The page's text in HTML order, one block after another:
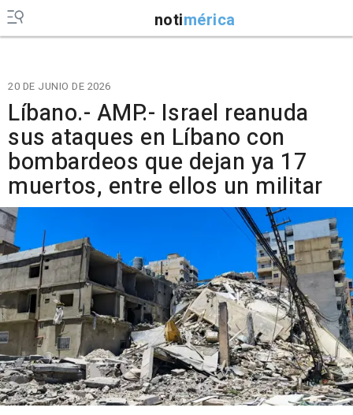
notimérica
20 DE JUNIO DE 2026
Líbano.- AMP.- Israel reanuda
sus ataques en Líbano con
bombardeos que dejan ya 17
muertos, entre ellos un militar